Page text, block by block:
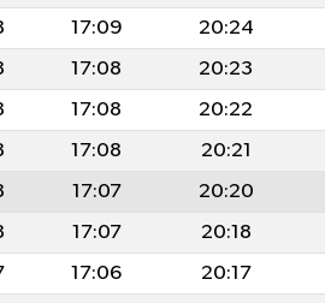
17:09 20:24
17:08 20:23
17:08 20:22
17:08 20:21
17:07 20:20
17:07 20:18
17:06 20:17